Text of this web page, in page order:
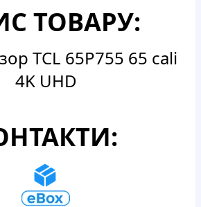
ТОВАРУ:
TCL 65P755 65 cali
4K UHD